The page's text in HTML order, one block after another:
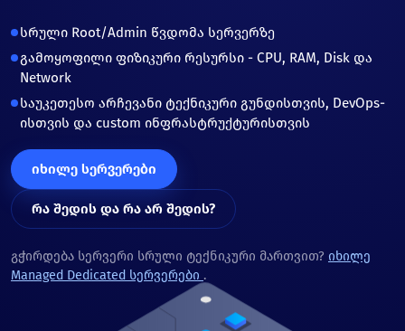
სრული Root/Admin წვდომა სერვერზე
გამოყოფილი ფიზიკური რესურსი - CPU, RAM, Disk და
Network
საუკეთესო არჩევანი ტექნიკური გუნდისთვის, DevOps-
ისთვის და custom ინფრასტრუქტურისთვის
იხილე სერვერები
რა შედის და რა არ შედის?
გჭირდება სერვერი სრული ტექნიკური მართვით? იხილე
Managed Dedicated სერვერები .